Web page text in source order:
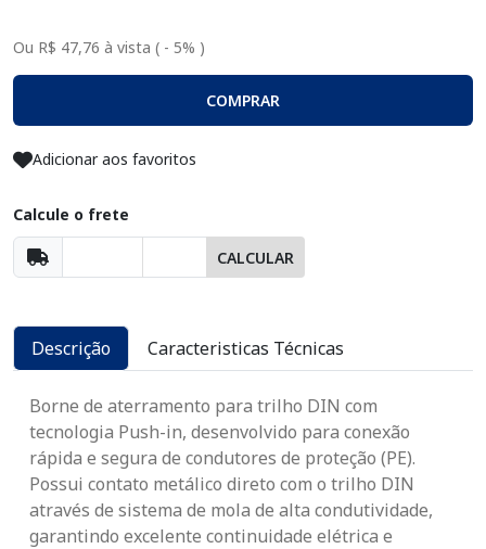
Ou R$ 47,76 à vista ( - 5% )
COMPRAR
Adicionar aos favoritos
Calcule o frete
CALCULAR
Descrição Caracteristicas Técnicas
Borne de aterramento para trilho DIN com
tecnologia Push-in, desenvolvido para conexão
rápida e segura de condutores de proteção (PE).
Possui contato metálico direto com o trilho DIN
através de sistema de mola de alta condutividade,
garantindo excelente continuidade elétrica e